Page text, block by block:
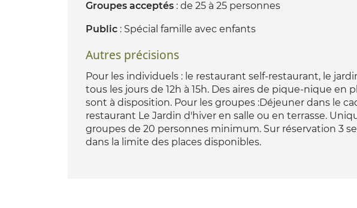
Groupes acceptés: de 25 à 25 personnes
Public: Spécial famille avec enfants
Autres précisions
Pour les individuels : le restaurant self-restaurant, le
tous les jours de 12h à 15h. Des aires de pique-nique en
sont à disposition. Pour les groupes :Déjeuner dans le
restaurant Le Jardin d'hiver en salle ou en terrasse.
groupes de 20 personnes minimum. Sur réservation 3
dans la limite des places disponibles.